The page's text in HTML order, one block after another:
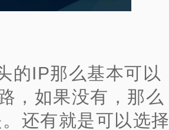
的IP那么基本可以
，如果没有，那么
还有就是可以选择